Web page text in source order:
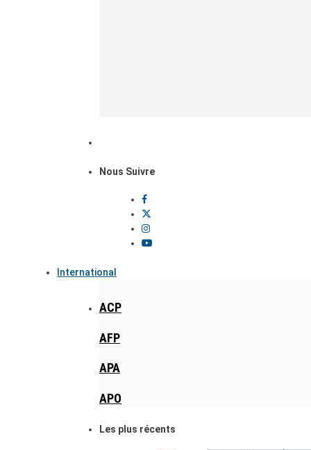
Nous Suivre
International
ACP
AFP
APA
APO
Les plus récents